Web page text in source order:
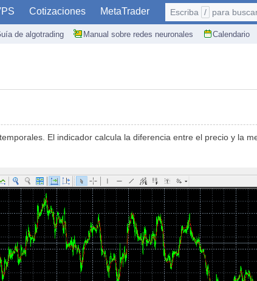
Cotizaciones MetaTrader
de algotrading Manual sobre redes neuronales Calendario
Escriba / para
El indicador calcula la diferencia entre el precio y la